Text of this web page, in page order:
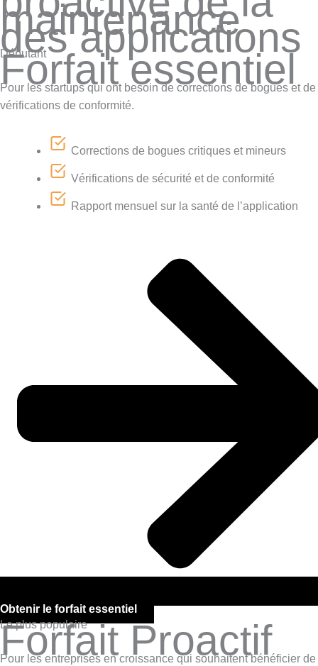
maintenance
des applications
Débutant
Forfait essentiel
Pour les startups qui ont besoin de corrections de bogues et de
vérifications de conformité.
Corrections de bogues critiques et mineurs
Vérifications de sécurité et de conformité
Rapport mensuel sur la santé de l’application
Obtenir le forfait essentiel
Le plus populaire
Forfait Proactif
Pour les entreprises en croissance qui souhaitent bénéficier de